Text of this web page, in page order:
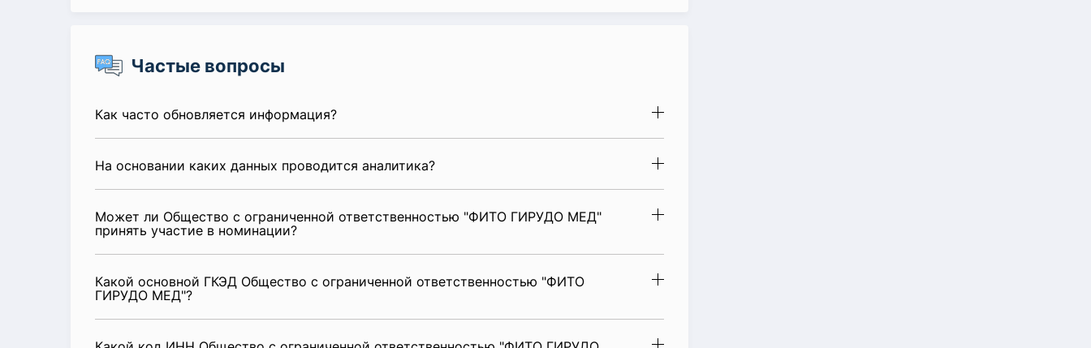
Частые вопросы
Как часто обновляется информация?
На основании каких данных проводится аналитика?
Может ли Общество с ограниченной ответственностью "ФИТО ГИРУДО МЕД"
принять участие в номинации?
Какой основной ГКЭД Общество с ограниченной ответственностью "ФИТО
ГИРУДО МЕД"?